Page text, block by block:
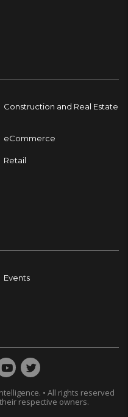
Construction and Real Estate
eCommerce
Retail
Events
• All rights reserved
respective owners.